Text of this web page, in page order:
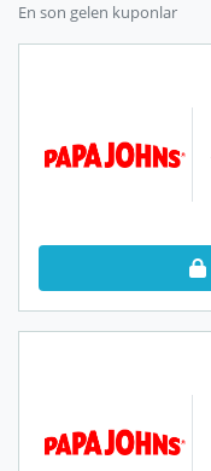
En son gelen kuponlar